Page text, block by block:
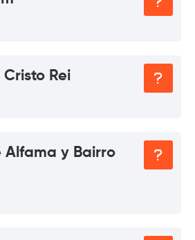
Rei
Alfama y Bairro